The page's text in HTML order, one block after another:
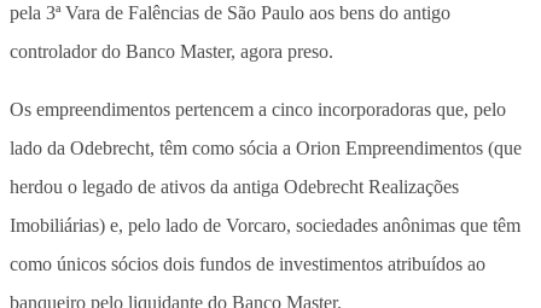
pela 3ª Vara de Falências de São Paulo aos bens do antigo
controlador do Banco Master, agora preso.
Os empreendimentos pertencem a cinco incorporadoras que, pelo
lado da Odebrecht, têm como sócia a Orion Empreendimentos (que
herdou o legado de ativos da antiga Odebrecht Realizações
Imobiliárias) e, pelo lado de Vorcaro, sociedades anônimas que têm
como únicos sócios dois fundos de investimentos atribuídos ao
banqueiro pelo liquidante do Banco Master.